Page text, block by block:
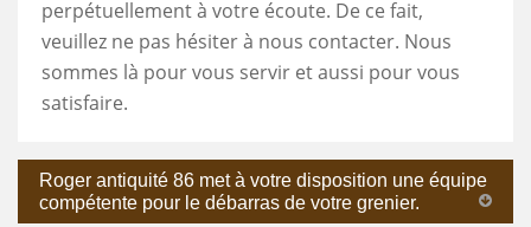
perpétuellement à votre écoute. De ce fait,
veuillez ne pas hésiter à nous contacter. Nous
sommes là pour vous servir et aussi pour vous
satisfaire.
Roger antiquité 86 met à votre disposition une équipe
compétente pour le débarras de votre grenier.